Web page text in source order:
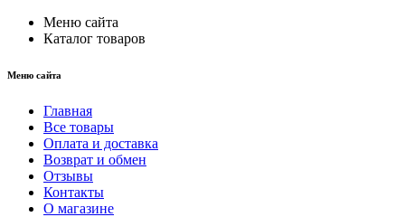
Меню сайта
Каталог товаров
Меню сайта
Главная
Все товары
Оплата и доставка
Возврат и обмен
Отзывы
Контакты
О магазине